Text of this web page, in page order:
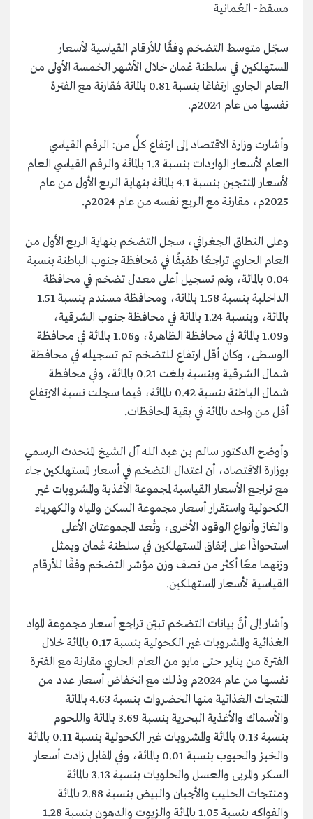
مسقط- العُمانية
سجّل متوسط التضخم وفقًا للأرقام القياسية لأسعار
المستهلكين في سلطنة عُمان خلال الأشهر الخمسة الأولى من
العام الجاري ارتفاعًا بنسبة 0.81 بالمائة مُقارنة مع الفترة
نفسها من عام 2024م.
وأشارت وزارة الاقتصاد إلى ارتفاع كلٍّ من: الرقم القياسي
العام لأسعار الواردات بنسبة 1.3 بالمائة والرقم القياسي العام
لأسعار المنتجين بنسبة 4.1 بالمائة بنهاية الربع الأول من عام
2025م، مقارنة مع الربع نفسه من عام 2024م.
وعلى النطاق الجغرافي، سجل التضخم بنهاية الربع الأول من
العام الجاري تراجعًا طفيفًا في مُحافظة جنوب الباطنة بنسبة
0.04 بالمائة، وتم تسجيل أعلى معدل تضخم في محافظة
الداخلية بنسبة 1.58 بالمائة، ومحافظة مسندم بنسبة 1.51
بالمائة، وبنسبة 1.24 بالمائة في محافظة جنوب الشرقية،
و1.09 بالمائة في محافظة الظاهرة، و1.06 بالمائة في محافظة
الوسطى، وكان أقل ارتفاع للتضخم تم تسجيله في محافظة
شمال الشرقية وبنسبة بلغت 0.21 بالمائة، وفي محافظة
شمال الباطنة بنسبة 0.42 بالمائة، فيما سجلت نسبة الارتفاع
أقل من واحد بالمائة في بقية المحافظات.
وأوضح الدكتور سالم بن عبد الله آل الشيخ المتحدث الرسمي
بوزارة الاقتصاد، أن اعتدال التضخم في أسعار المستهلكين جاء
مع تراجع الأسعار القياسية لمجموعة الأغذية والمشروبات غير
الكحولية واستقرار أسعار مجموعة السكن والمياه والكهرباء
والغاز وأنواع الوقود الأخرى، وتُعد المجموعتان الأعلى
استحواذًا على إنفاق المستهلكين في سلطنة عُمان ويمثل
وزنهما معًا أكثر من نصف وزن مؤشر التضخم وفقًا للأرقام
القياسية لأسعار المستهلكين.
وأشار إلى أنَّ بيانات التضخم تبيّن تراجع أسعار مجموعة المواد
الغذائية والمشروبات غير الكحولية بنسبة 0.17 بالمائة خلال
الفترة من يناير حتى مايو من العام الجاري مقارنة مع الفترة
نفسها من عام 2024م وذلك مع انخفاض أسعار عدد من
المنتجات الغذائية منها الخضروات بنسبة 4.63 بالمائة
والأسماك والأغذية البحرية بنسبة 3.69 بالمائة واللحوم
بنسبة 0.13 بالمائة والمشروبات غير الكحولية بنسبة 0.11 بالمائة
والخبز والحبوب بنسبة 0.01 بالمائة، وفي المقابل زادت أسعار
السكر والمربى والعسل والحلويات بنسبة 3.13 بالمائة
ومنتجات الحليب والأجبان والبيض بنسبة 2.88 بالمائة
والفواكه بنسبة 1.05 بالمائة والزيوت والدهون بنسبة 1.28